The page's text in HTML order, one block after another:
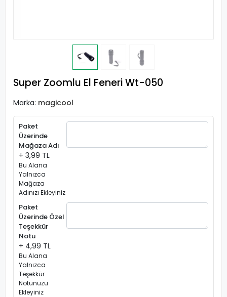
Super Zoomlu El Feneri Wt-050
Marka: magicool
Paket
Üzerinde
Mağaza Adı
+ 3,99 TL
Bu Alana
Yalnızca
Mağaza
Adınızı Ekleyiniz
Paket
Üzerinde Özel
Teşekkür
Notu
+ 4,99 TL
Bu Alana
Yalnızca
Teşekkür
Notunuzu
Ekleyiniz